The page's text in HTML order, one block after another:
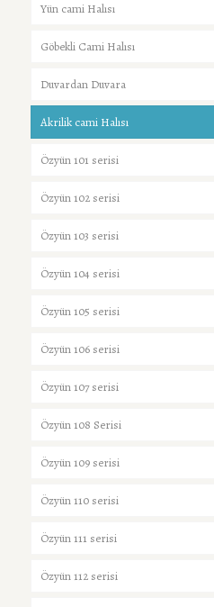
Yün cami Halısı
Göbekli Cami Halısı
Duvardan Duvara
Akrilik cami Halısı
Özyün 101 serisi
Özyün 102 serisi
Özyün 103 serisi
Özyün 104 serisi
Özyün 105 serisi
Özyün 106 serisi
Özyün 107 serisi
Özyün 108 Serisi
Özyün 109 serisi
Özyün 110 serisi
Özyün 111 serisi
Özyün 112 serisi